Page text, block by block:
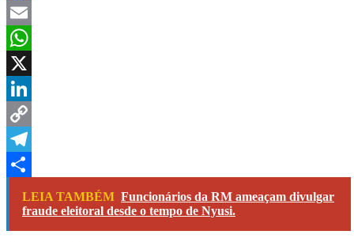
Facebook
Email
WhatsApp
X
LinkedIn
Copy
Link
Telegram
Share
LEIA TAMBÉM Funcionários da RM ameaçam divulgar
fraude eleitoral desde o tempo de Nyusi.